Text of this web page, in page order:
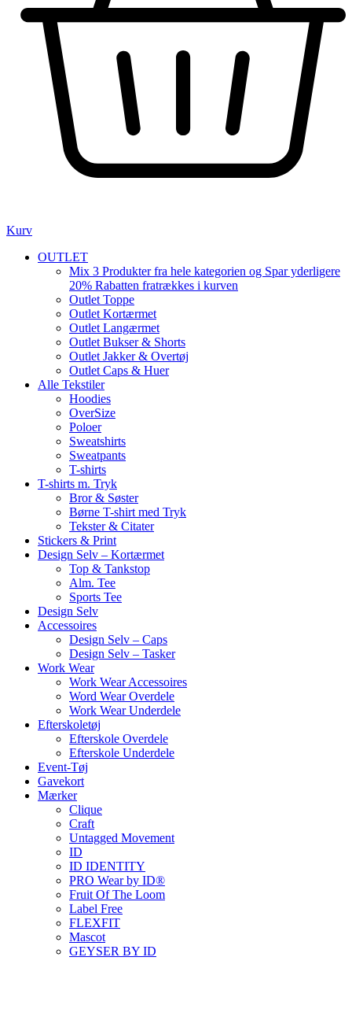
Kurv
OUTLET
Mix 3 Produkter fra hele kategorien og Spar yderligere
20% Rabatten fratrækkes i kurven
Outlet Toppe
Outlet Kortærmet
Outlet Langærmet
Outlet Bukser & Shorts
Outlet Jakker & Overtøj
Outlet Caps & Huer
Alle Tekstiler
Hoodies
OverSize
Poloer
Sweatshirts
Sweatpants
T-shirts
T-shirts m. Tryk
Bror & Søster
Børne T-shirt med Tryk
Tekster & Citater
Stickers & Print
Design Selv – Kortærmet
Top & Tankstop
Alm. Tee
Sports Tee
Design Selv
Accessoires
Design Selv – Caps
Design Selv – Tasker
Work Wear
Work Wear Accessoires
Word Wear Overdele
Work Wear Underdele
Efterskoletøj
Efterskole Overdele
Efterskole Underdele
Event-Tøj
Gavekort
Mærker
Clique
Craft
Untagged Movement
ID
ID IDENTITY
PRO Wear by ID®
Fruit Of The Loom
Label Free
FLEXFIT
Mascot
GEYSER BY ID